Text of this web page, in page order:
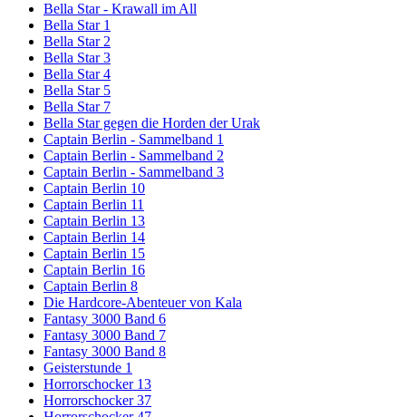
Bella Star - Krawall im All
Bella Star 1
Bella Star 2
Bella Star 3
Bella Star 4
Bella Star 5
Bella Star 7
Bella Star gegen die Horden der Urak
Captain Berlin - Sammelband 1
Captain Berlin - Sammelband 2
Captain Berlin - Sammelband 3
Captain Berlin 10
Captain Berlin 11
Captain Berlin 13
Captain Berlin 14
Captain Berlin 15
Captain Berlin 16
Captain Berlin 8
Die Hardcore-Abenteuer von Kala
Fantasy 3000 Band 6
Fantasy 3000 Band 7
Fantasy 3000 Band 8
Geisterstunde 1
Horrorschocker 13
Horrorschocker 37